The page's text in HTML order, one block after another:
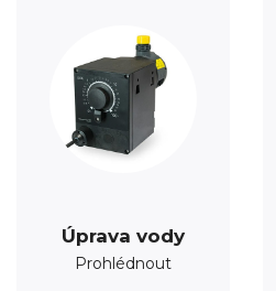
Úprava vody
Prohlédnout